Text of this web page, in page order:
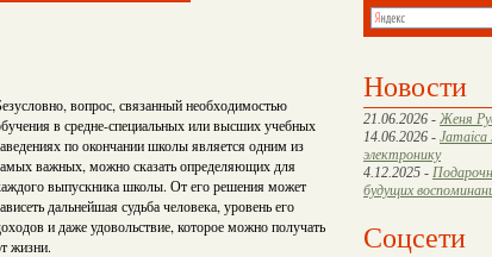
Новости
21.06.2026 - Женя
14.06.2026 - Jamaica
электронику
4.12.2025 -
будущих
Соцсети
вопрос, связанный необходимостью
в средне-специальных или высших учебных
по окончании школы является одним из
важных, можно сказать определяющих для
выпускника школы. От его решения может
дальнейшая судьба человека, уровень его
и даже удовольствие, которое можно получать
жизни.